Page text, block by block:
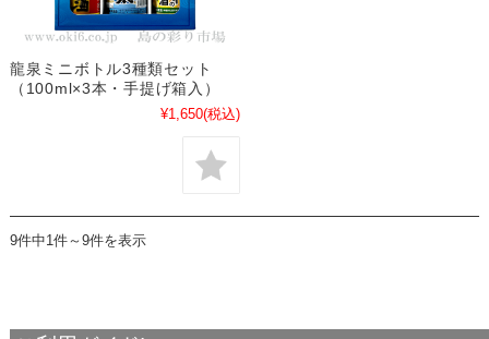
龍泉ミニボトル3種類セット
（100ml×3本・手提げ箱入）
¥1,650(税込)
9件中1件～9件を表示